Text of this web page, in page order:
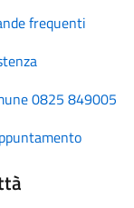
frequenti
0825 849005